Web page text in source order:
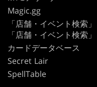
Magic.gg
「店舗・イベント検索」
「店舗・イベント検索」
カードデータベース
Secret Lair
SpellTable